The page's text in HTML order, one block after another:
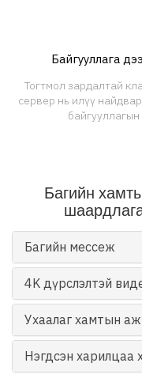
Байгууллага
Тогтмол зардалтай
сервер нь илүү
Багийн
Багийн мессеж
4K дүрслэлтэй
Ухаалаг хамтын
Нэгдсэн харилцаа